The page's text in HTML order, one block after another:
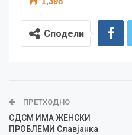
Сподели
ПРЕТХОДНО
СДСМ ИМА ЖЕНСКИ
ПРОБЛЕМИ Славјанка